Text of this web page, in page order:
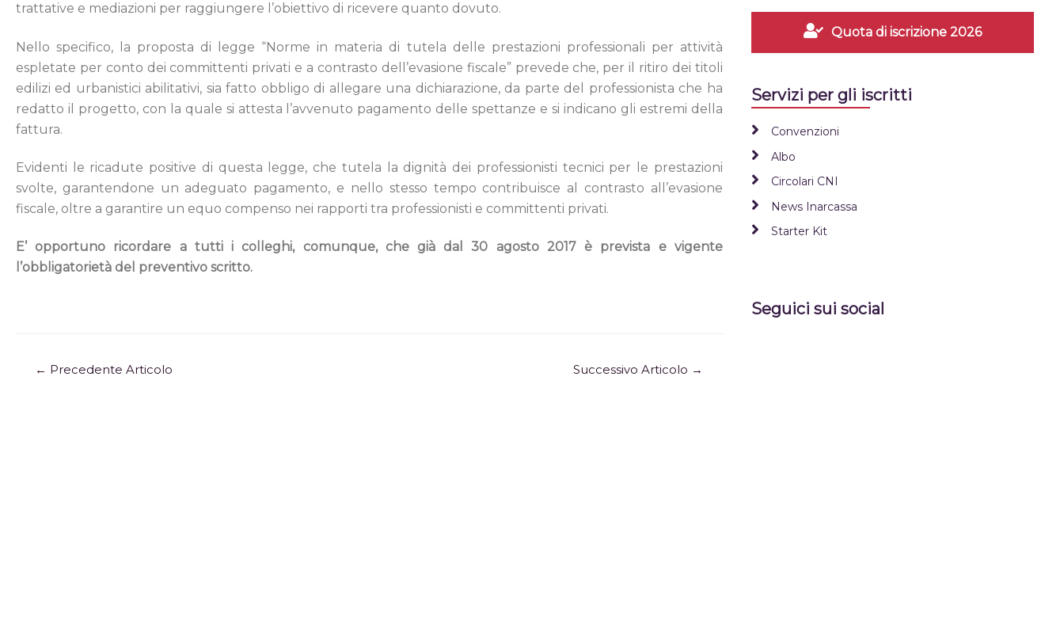
trattative e mediazioni per raggiungere l’obiettivo di ricevere quanto dovuto.
Nello specifico, la proposta di legge “Norme in materia di tutela delle prestazioni professionali per attività
espletate per conto dei committenti privati e a contrasto dell’evasione fiscale” prevede che, per il ritiro dei titoli
edilizi ed urbanistici abilitativi, sia fatto obbligo di allegare una dichiarazione, da parte del professionista che ha
redatto il progetto, con la quale si attesta l’avvenuto pagamento delle spettanze e si indicano gli estremi della
fattura.
Evidenti le ricadute positive di questa legge, che tutela la dignità dei professionisti tecnici per le prestazioni
svolte, garantendone un adeguato pagamento, e nello stesso tempo contribuisce al contrasto all’evasione
fiscale, oltre a garantire un equo compenso nei rapporti tra professionisti e committenti privati.
E’ opportuno ricordare a tutti i colleghi, comunque, che già dal 30 agosto 2017 è prevista e vigente
l’obbligatorietà del preventivo scritto.
← Precedente Articolo Successivo Articolo →
Quota di iscrizione 2026
Servizi per gli iscritti
Convenzioni
Albo
Circolari CNI
News Inarcassa
Starter Kit
Seguici sui social